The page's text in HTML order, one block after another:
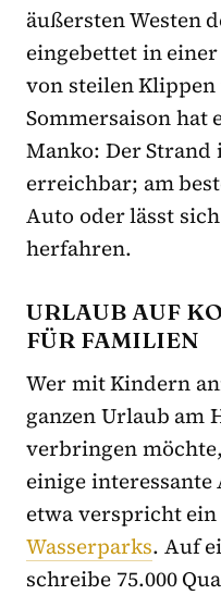
äußersten Westen
eingebettet in
von steilen
Sommersaison hat
Manko: Der
erreichbar; am
Auto oder lässt
herfahren.
URLAUB AUF
FÜR FAMILIEN
Wer mit Kindern
ganzen Urlaub am
verbringen
einige
etwa verspricht
Wasserparks. Auf
schreibe 75.000